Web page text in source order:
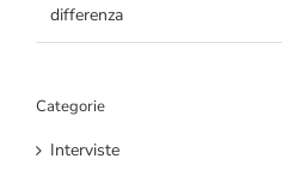
differenza
Categorie
Interviste